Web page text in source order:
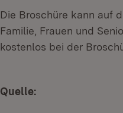
Die Broschüre kann auf
Familie, Frauen und
kostenlos bei der
Quelle: